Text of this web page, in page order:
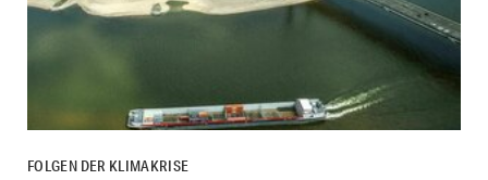
FOLGEN DER KLIMAKRISE